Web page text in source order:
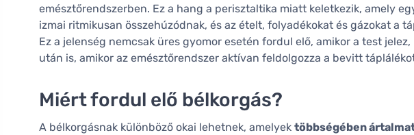
emésztőrendszerben. Ez a hang a perisztaltika miatt keletkezik, amely
izmai ritmikusan összehúzódnak, és az ételt, folyadékokat és gázokat a
Ez a jelenség nemcsak üres gyomor esetén fordul elő, amikor a test
után is, amikor az emésztőrendszer aktívan feldolgozza a bevitt
Miért fordul elő bélkorgás?
A bélkorgásnak különböző okai lehetnek, amelyek többségében